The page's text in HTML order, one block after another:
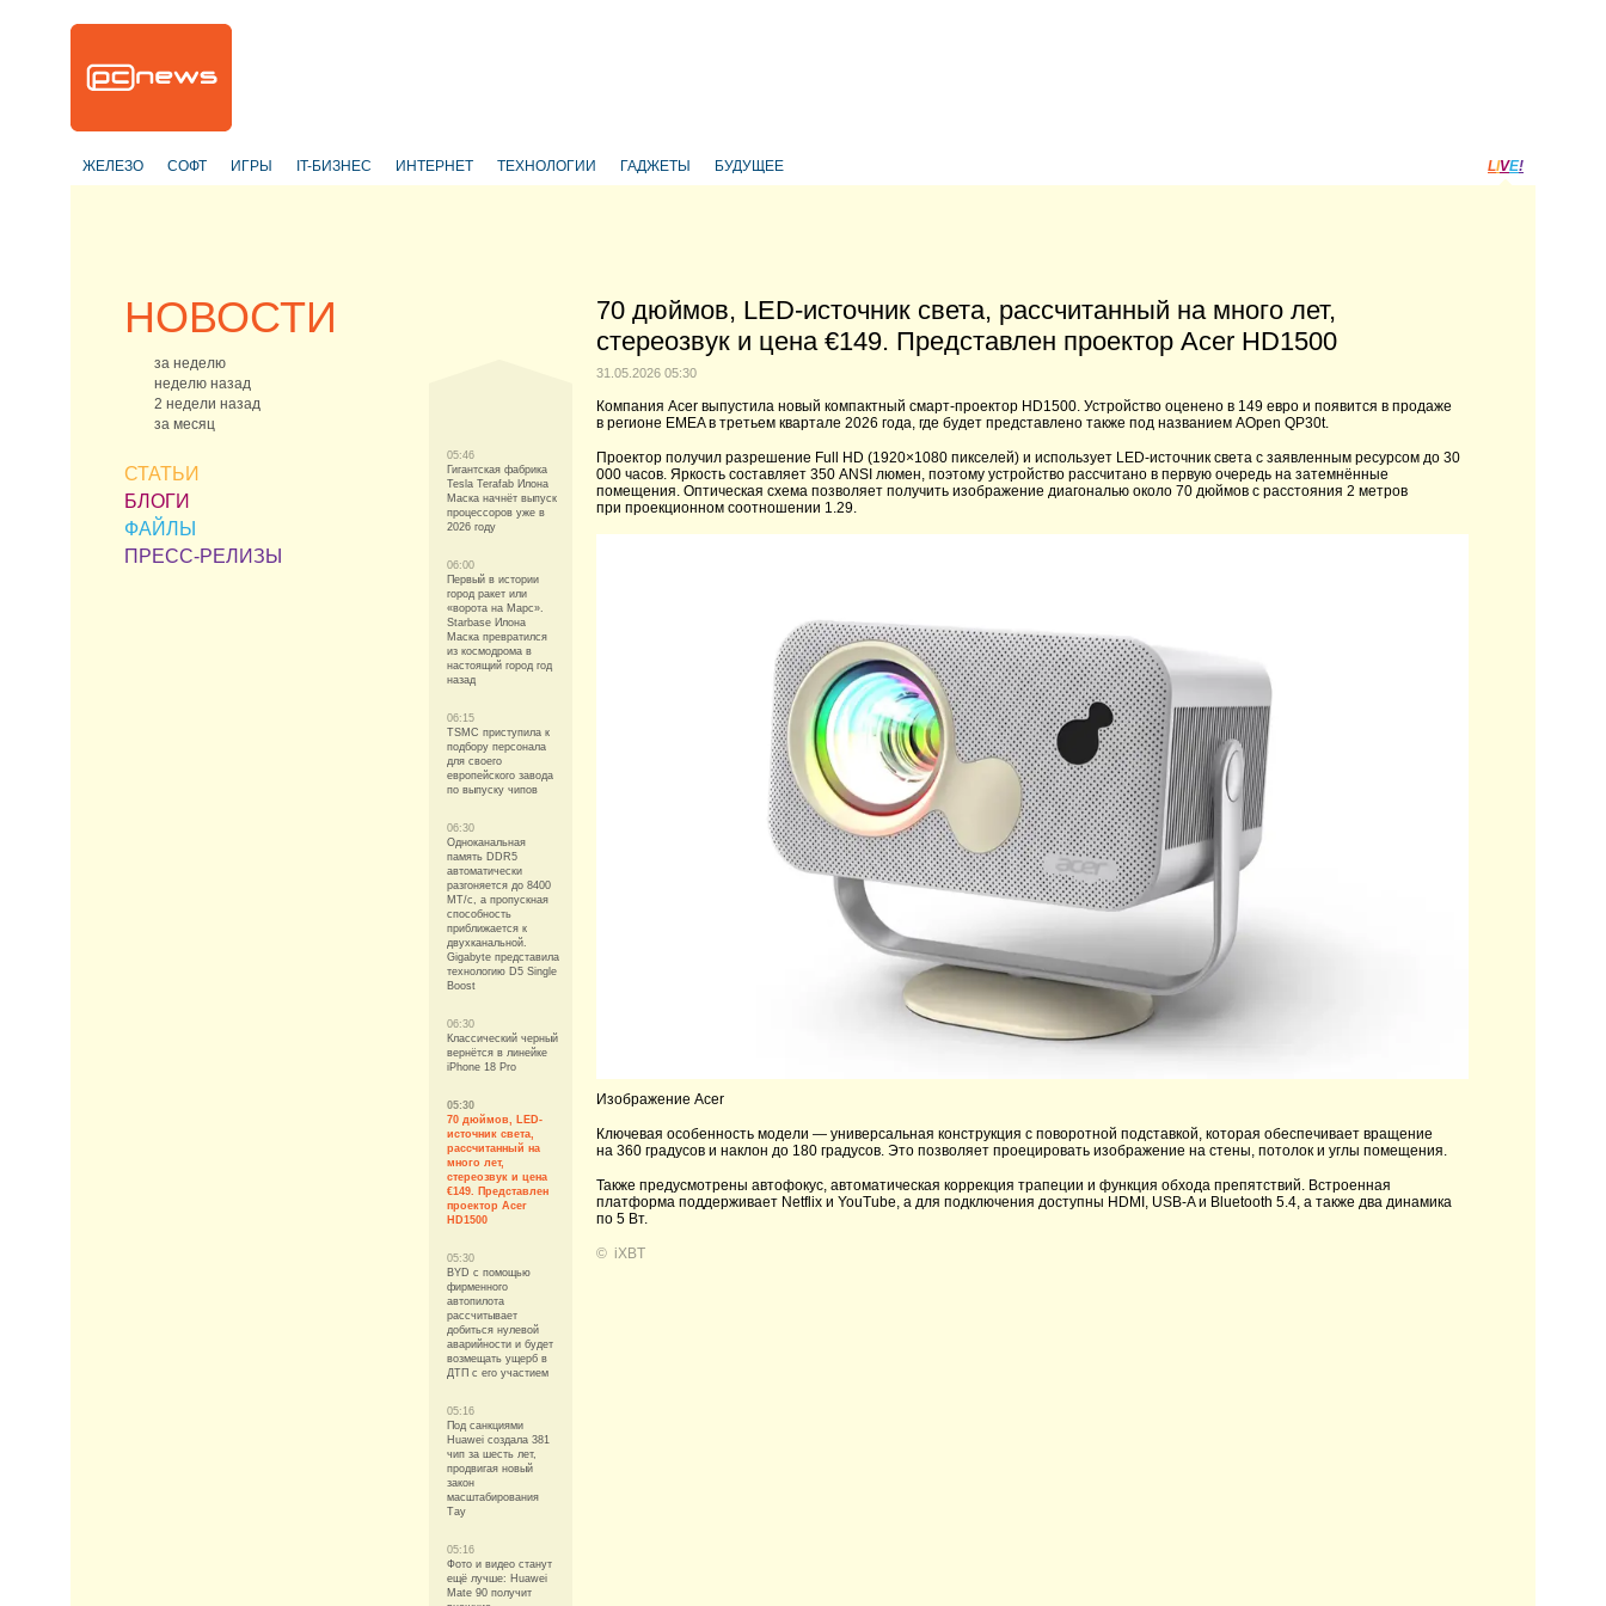
ЖЕЛЕЗО СОФТ ИГРЫ IT-БИЗНЕС ИНТЕРНЕТ ТЕХНОЛОГИИ ГАДЖЕТЫ БУДУЩЕЕ LIVE!
НОВОСТИ
за неделю
неделю назад
2 недели назад
за месяц
СТАТЬИ
БЛОГИ
ФАЙЛЫ
ПРЕСС-РЕЛИЗЫ
05:46
Гигантская фабрика
Tesla Terafab Илона
Маска начнёт выпуск
процессоров уже в
2026 году
06:00
Первый в истории
город ракет или
«ворота на Марс».
Starbase Илона
Маска превратился
из космодрома в
настоящий город год
назад
06:15
TSMC приступила к
подбору персонала
для своего
европейского завода
по выпуску чипов
06:30
Одноканальная
память DDR5
автоматически
разгоняется до 8400
МТ/с, а пропускная
способность
приближается к
двухканальной.
Gigabyte представила
технологию D5 Single
Boost
06:30
Классический черный
вернётся в линейке
iPhone 18 Pro
05:30
70 дюймов, LED-
источник света,
рассчитанный на
много лет,
стереозвук и цена
€149. Представлен
проектор Acer
HD1500
05:30
BYD с помощью
фирменного
автопилота
рассчитывает
добиться нулевой
аварийности и будет
возмещать ущерб в
ДТП с его участием
05:16
Под санкциями
Huawei создала 381
чип за шесть лет,
продвигая новый
закон
масштабирования
Тау
05:16
Фото и видео станут
ещё лучше: Huawei
Mate 90 получит
70 дюймов, LED-источник света, рассчитанный на много лет,
стереозвук и цена €149. Представлен проектор Acer HD1500
31.05.2026 05:30
Компания Acer выпустила новый компактный смарт-проектор HD1500. Устройство оценено в 149 евро и появится в продаже
в регионе EMEA в третьем квартале 2026 года, где будет представлено также под названием AOpen QP30t.
Проектор получил разрешение Full HD (1920×1080 пикселей) и использует LED-источник света с заявленным ресурсом до 30
000 часов. Яркость составляет 350 ANSI люмен, поэтому устройство рассчитано в первую очередь на затемнённые
помещения. Оптическая схема позволяет получить изображение диагональю около 70 дюймов с расстояния 2 метров
при проекционном соотношении 1.29.
Изображение Acer
Ключевая особенность модели — универсальная конструкция с поворотной подставкой, которая обеспечивает вращение
на 360 градусов и наклон до 180 градусов. Это позволяет проецировать изображение на стены, потолок и углы помещения.
Также предусмотрены автофокус, автоматическая коррекция трапеции и функция обхода препятствий. Встроенная
платформа поддерживает Netflix и YouTube, а для подключения доступны HDMI, USB-A и Bluetooth 5.4, а также два динамика
по 5 Вт.
© iXBT